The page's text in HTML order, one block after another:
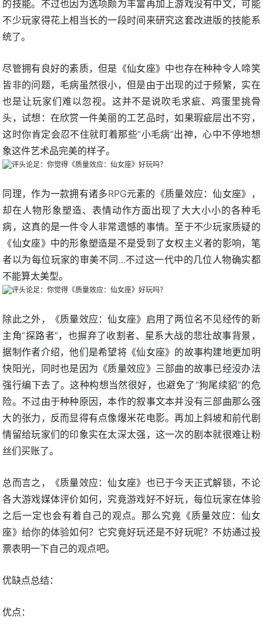
的技能。不过也因为选项颇为丰富再加上游戏没有中文，可能
不少玩家得花上相当长的一段时间来研究这套改进版的技能系
统了。
尽管拥有良好的素质，但是《仙女座》中也存在种种令人啼笑
皆非的问题，毛病虽然很小，但是由于出现的过于频繁，实在
也是让玩家们难以忽视。这并不是说吹毛求疵、鸡蛋里挑骨
头，试想：在欣赏一件美丽的工艺品时，如果瑕疵层出不穷，
这时你肯定会忍不住就盯着那些“小毛病”出神，心中不停地想
象这件艺术品完美的样子。
同理，作为一款拥有诸多RPG元素的《质量效应：仙女座》，
却在人物形象塑造、表情动作方面出现了大大小小的各种毛
病，这真的是一件令人非常遗憾的事情。至于不少玩家质疑的
《仙女座》中的形象塑造是不是受到了女权主义者的影响，笔
者以为每位玩家的审美不同...不过这一代中的几位人物确实都
不能算太美型。
除此之外，《质量效应：仙女座》启用了两位名不见经传的新
主角“探路者”，也摒弃了收割者、星系大战的悲壮故事背景，
据制作者介绍，他们是希望将《仙女座》的故事构建地更加明
快阳光，同时也是因为《质量效应》三部曲的故事已经没办法
强行编下去了。这种构想当然很好，也避免了“狗尾续貂”的危
险。不过由于种种原因，本作的叙事文本并没有三部曲那么强
大的张力，反而显得有点像爆米花电影。再加上斜坡和前代剧
情留给玩家们的印象实在太深太强，这一次的剧本就很难让粉
丝们买账了。
总而言之，《质量效应：仙女座》也已于今天正式解锁，不论
各大游戏媒体评价如何，究竟游戏好不好玩，每位玩家在体验
之后一定也会有着自己的观点。那么究竟《质量效应：仙女
座》给你的体验如何？它究竟好玩还是不好玩呢？不妨通过投
票表明一下自己的观点吧。
优缺点总结：
优点：